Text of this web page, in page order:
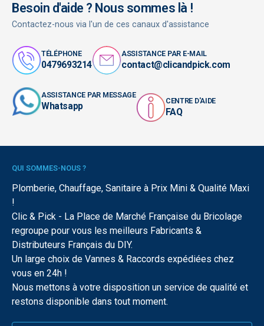
Besoin d'aide ? Nous sommes là !
Contactez-nous via l'un de ces canaux d'assistance
TÉLÉPHONE
0479693214
ASSISTANCE PAR E-MAIL
contact@clicandpick.com
ASSISTANCE PAR MESSAGE
Whatsapp CENTRE D'AIDE
FAQ
QUI SOMMES-NOUS ?
Plomberie, Chauffage, Sanitaire à Prix Mini & Qualité Maxi
!
Clic & Pick - La Place de Marché Française du Bricolage
regroupe pour vous les meilleurs Fabricants &
Distributeurs Français du DIY.
Un large choix de Vannes & Raccords expédiées chez
vous en 24h !
Nous mettons à votre disposition un service de qualité et
restons disponible dans tout moment.